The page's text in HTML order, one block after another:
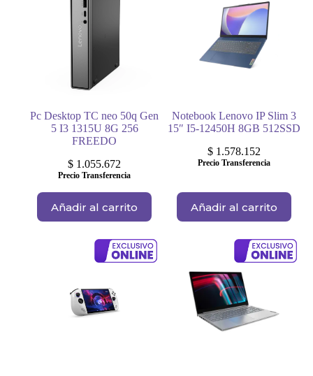
Pc Desktop TC neo 50q Gen
5 I3 1315U 8G 256
FREEDO
$ 1.055.672
Precio Transferencia
Añadir al carrito
Notebook Lenovo IP Slim 3
15″ I5-12450H 8GB 512SSD
$ 1.578.152
Precio Transferencia
Añadir al carrito